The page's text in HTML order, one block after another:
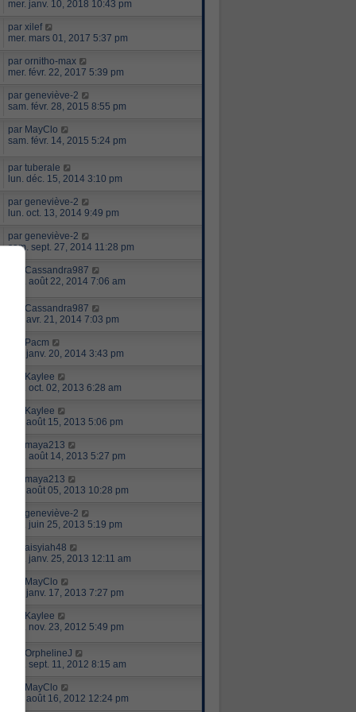
mer. janv. 10, 2018 10:43 pm
par xilef
mer. mars 01, 2017 5:37 pm
par ornitho-max
mer. févr. 22, 2017 5:39 pm
par geneviève-2
sam. févr. 28, 2015 8:55 pm
par MayClo
sam. févr. 14, 2015 5:24 pm
par tuberale
lun. déc. 15, 2014 3:10 pm
par geneviève-2
lun. oct. 13, 2014 9:49 pm
par geneviève-2
sam. sept. 27, 2014 11:28 pm
Cassandra987
ven. août 22, 2014 7:06 am
Cassandra987
lun. avr. 21, 2014 7:03 pm
Pacm
lun. janv. 20, 2014 3:43 pm
Kaylee
mer. oct. 02, 2013 6:28 am
Kaylee
jeu. août 15, 2013 5:06 pm
maya213
mer. août 14, 2013 5:27 pm
maya213
lun. août 05, 2013 10:28 pm
geneviève-2
mar. juin 25, 2013 5:19 pm
aisyiah48
ven. janv. 25, 2013 12:11 am
MayClo
jeu. janv. 17, 2013 7:27 pm
Kaylee
ven. nov. 23, 2012 5:49 pm
OrphelineJ
mar. sept. 11, 2012 8:15 am
MayClo
jeu. août 16, 2012 12:24 pm